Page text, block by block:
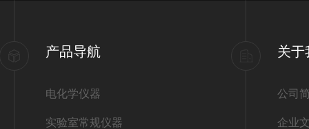
产品导航
电化学仪器
实验室常规仪器
关于
公司
企业